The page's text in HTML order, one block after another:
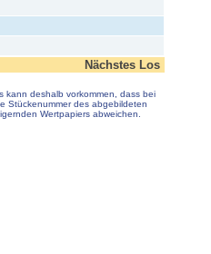
Nächstes Los
kann deshalb vorkommen, dass bei
Stückenummer des abgebildeten
Wertpapiers abweichen.